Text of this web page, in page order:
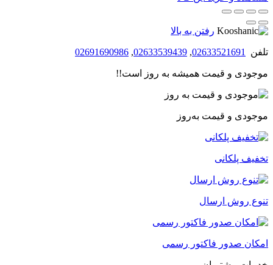
رفتن به بالا
تلفن 02633521691
,
02633539439
,
02691690986
موجودی و قیمت همیشه به روز است!!
موجودی و قیمت به‌روز
تخفیف پلکانی
تنوع روش ارسال
امکان صدور فاکتور رسمی